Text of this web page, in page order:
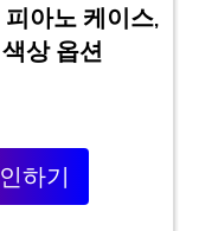
아노 케이스,
상 옵션
하기